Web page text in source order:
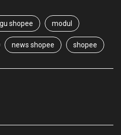
shopee modul
news shopee shopee